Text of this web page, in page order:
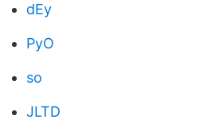
dEy
PyO
so
JLTD